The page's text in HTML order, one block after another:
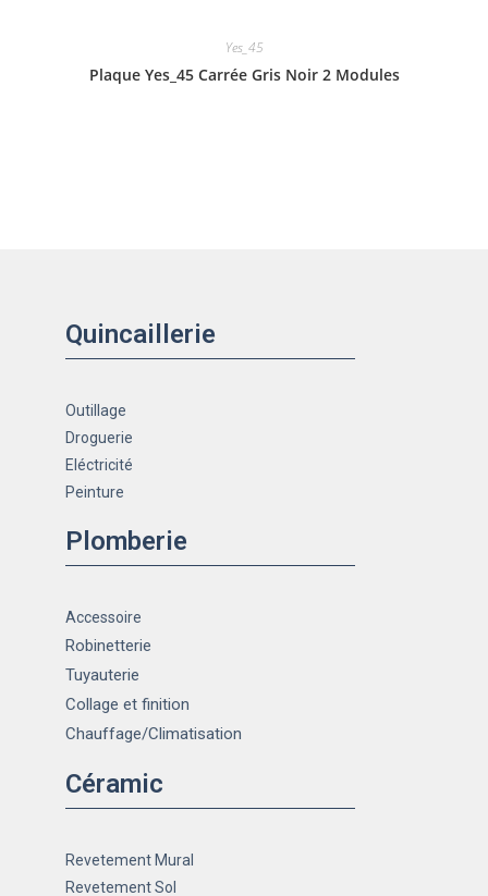
Yes_45
Plaque Yes_45 Carrée Gris Noir 2 Modules
Quincaillerie
Outillage
Droguerie
Eléctricité
Peinture
Plomberie
Accessoire
Robinetterie
Tuyauterie
Collage et finition
Chauffage/Climatisation
Céramic
Revetement Mural
Revetement Sol